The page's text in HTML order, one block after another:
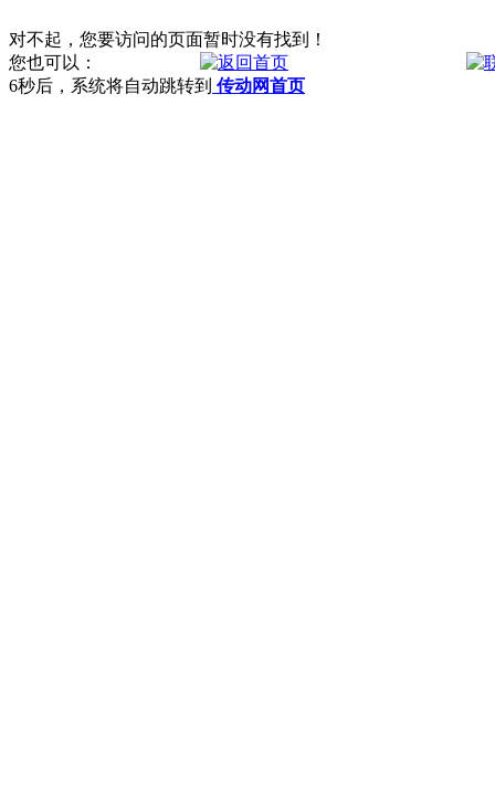
对不起，您要访问的页面暂时没有找到！
您也可以：
6秒后，系统将自动跳转到 传动网首页